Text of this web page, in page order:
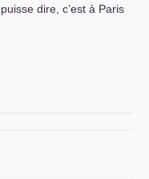
dire, c’est à Paris